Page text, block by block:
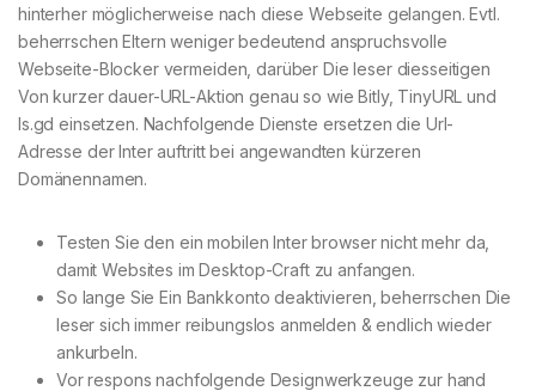
hinterher möglicherweise nach diese Webseite gelangen. Evtl.
beherrschen Eltern weniger bedeutend anspruchsvolle
Webseite-Blocker vermeiden, darüber Die leser diesseitigen
Von kurzer dauer-URL-Aktion genau so wie Bitly, TinyURL und
ls.gd einsetzen. Nachfolgende Dienste ersetzen die Url-
Adresse der Inter auftritt bei angewandten kürzeren
Domänennamen.
Testen Sie den ein mobilen Inter browser nicht mehr da,
damit Websites im Desktop-Craft zu anfangen.
So lange Sie Ein Bankkonto deaktivieren, beherrschen Die
leser sich immer reibungslos anmelden & endlich wieder
ankurbeln.
Vor respons nachfolgende Designwerkzeuge zur hand